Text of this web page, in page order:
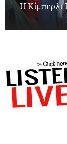
Η Κίμπερλι